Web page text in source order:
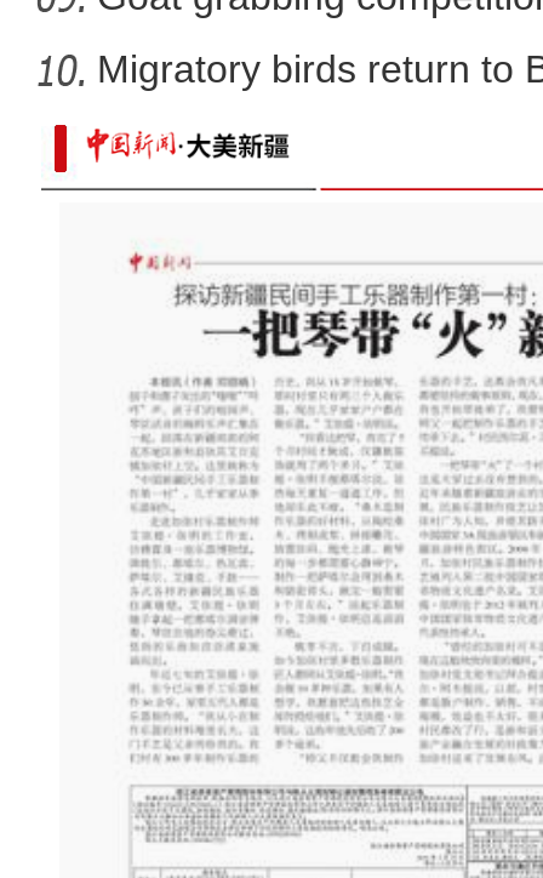
植树造林 乌鲁木齐经开区春
Migratory birds return to